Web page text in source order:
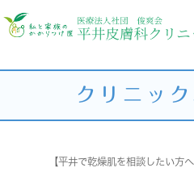
クリニッ
【平井で乾燥肌を相談したい方